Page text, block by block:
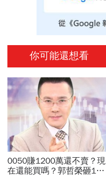
你可能還想看
0050賺1200萬還不賣？現
在還能買嗎？郭哲榮砸1億